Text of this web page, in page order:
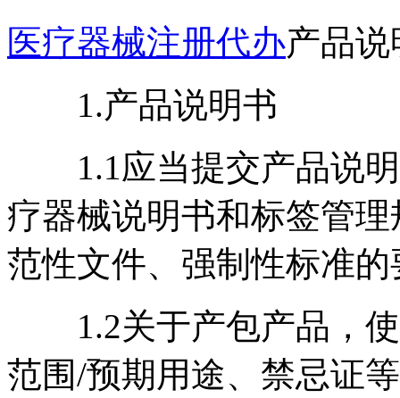
医疗器械注册代办产品
1.产品说明书
1.1应当提交产品说明
疗器械说明书和标签管
范性文件、强制性标准的
1.2关于产包产品，使
范围/预期用途、禁忌证